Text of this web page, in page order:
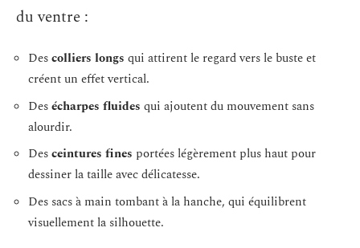
du ventre :
Descolliers longs qui attirent le regard vers le buste et
créent un effet vertical.
Desécharpes fluides qui ajoutent du mouvement sans
alourdir.
Desceintures fines portées légèrement plus haut pour
dessiner la taille avec délicatesse.
Des sacs à main tombant à la hanche, qui équilibrent
visuellement la silhouette.